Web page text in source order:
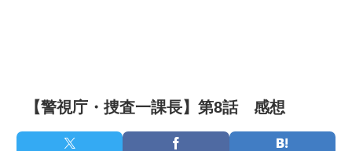
【警視庁・捜査一課長】第8話 感想